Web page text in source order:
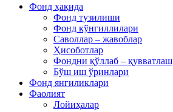
Фонд ҳақида
Фонд тузилиши
Фонд кўнгиллилари
Саволлар – жавоблар
Ҳисоботлар
Фондни қўллаб – қувватлаш
Бўш иш ўринлари
Фонд янгиликлари
Фаолият
Лойиҳалар